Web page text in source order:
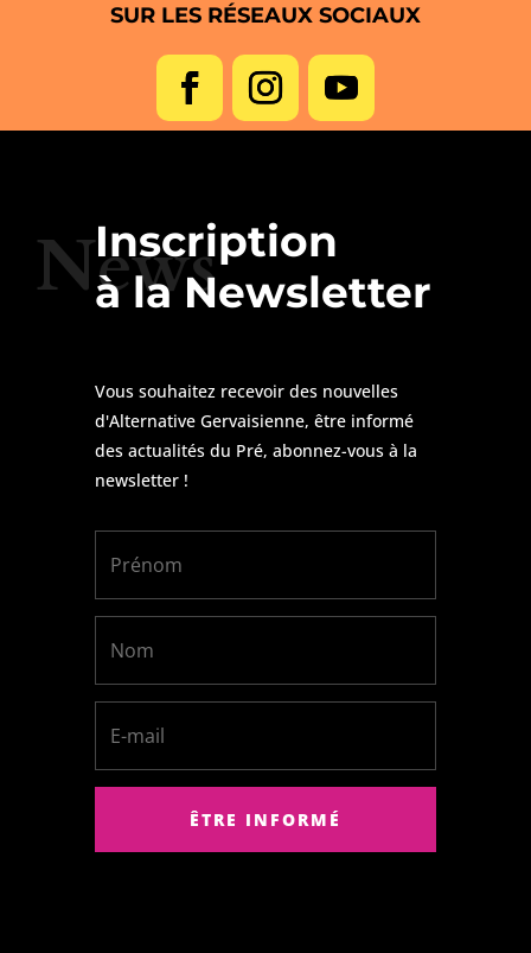
SUR LES RÉSEAUX SOCIAUX
News
Inscription
à la Newsletter
Vous souhaitez recevoir des nouvelles
d'Alternative Gervaisienne, être informé
des actualités du Pré, abonnez-vous à la
newsletter !
ÊTRE INFORMÉ